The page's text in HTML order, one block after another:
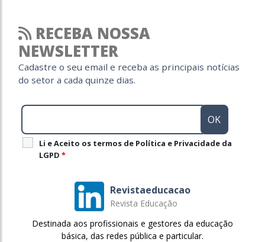
RECEBA NOSSA
NEWSLETTER
Cadastre o seu email e receba as principais notícias
do setor a cada quinze dias.
Li e Aceito os termos de Política e Privacidade da
LGPD *
Revistaeducacao
Revista Educação
Destinada aos profissionais e gestores da educação
básica, das redes pública e particular.